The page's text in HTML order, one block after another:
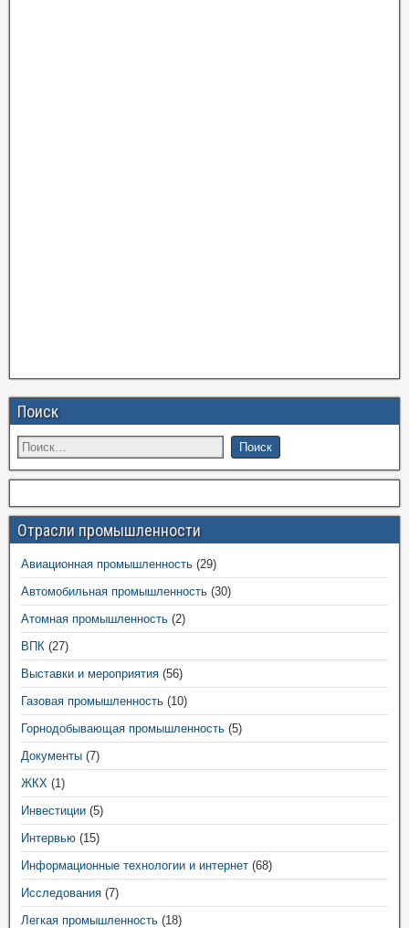
Поиск
Отрасли промышленности
Авиационная промышленность (29)
Автомобильная промышленность (30)
Атомная промышленность (2)
ВПК (27)
Выставки и мероприятия (56)
Газовая промышленность (10)
Горнодобывающая промышленность (5)
Документы (7)
ЖКХ (1)
Инвестиции (5)
Интервью (15)
Информационные технологии и интернет (68)
Исследования (7)
Легкая промышленность (18)